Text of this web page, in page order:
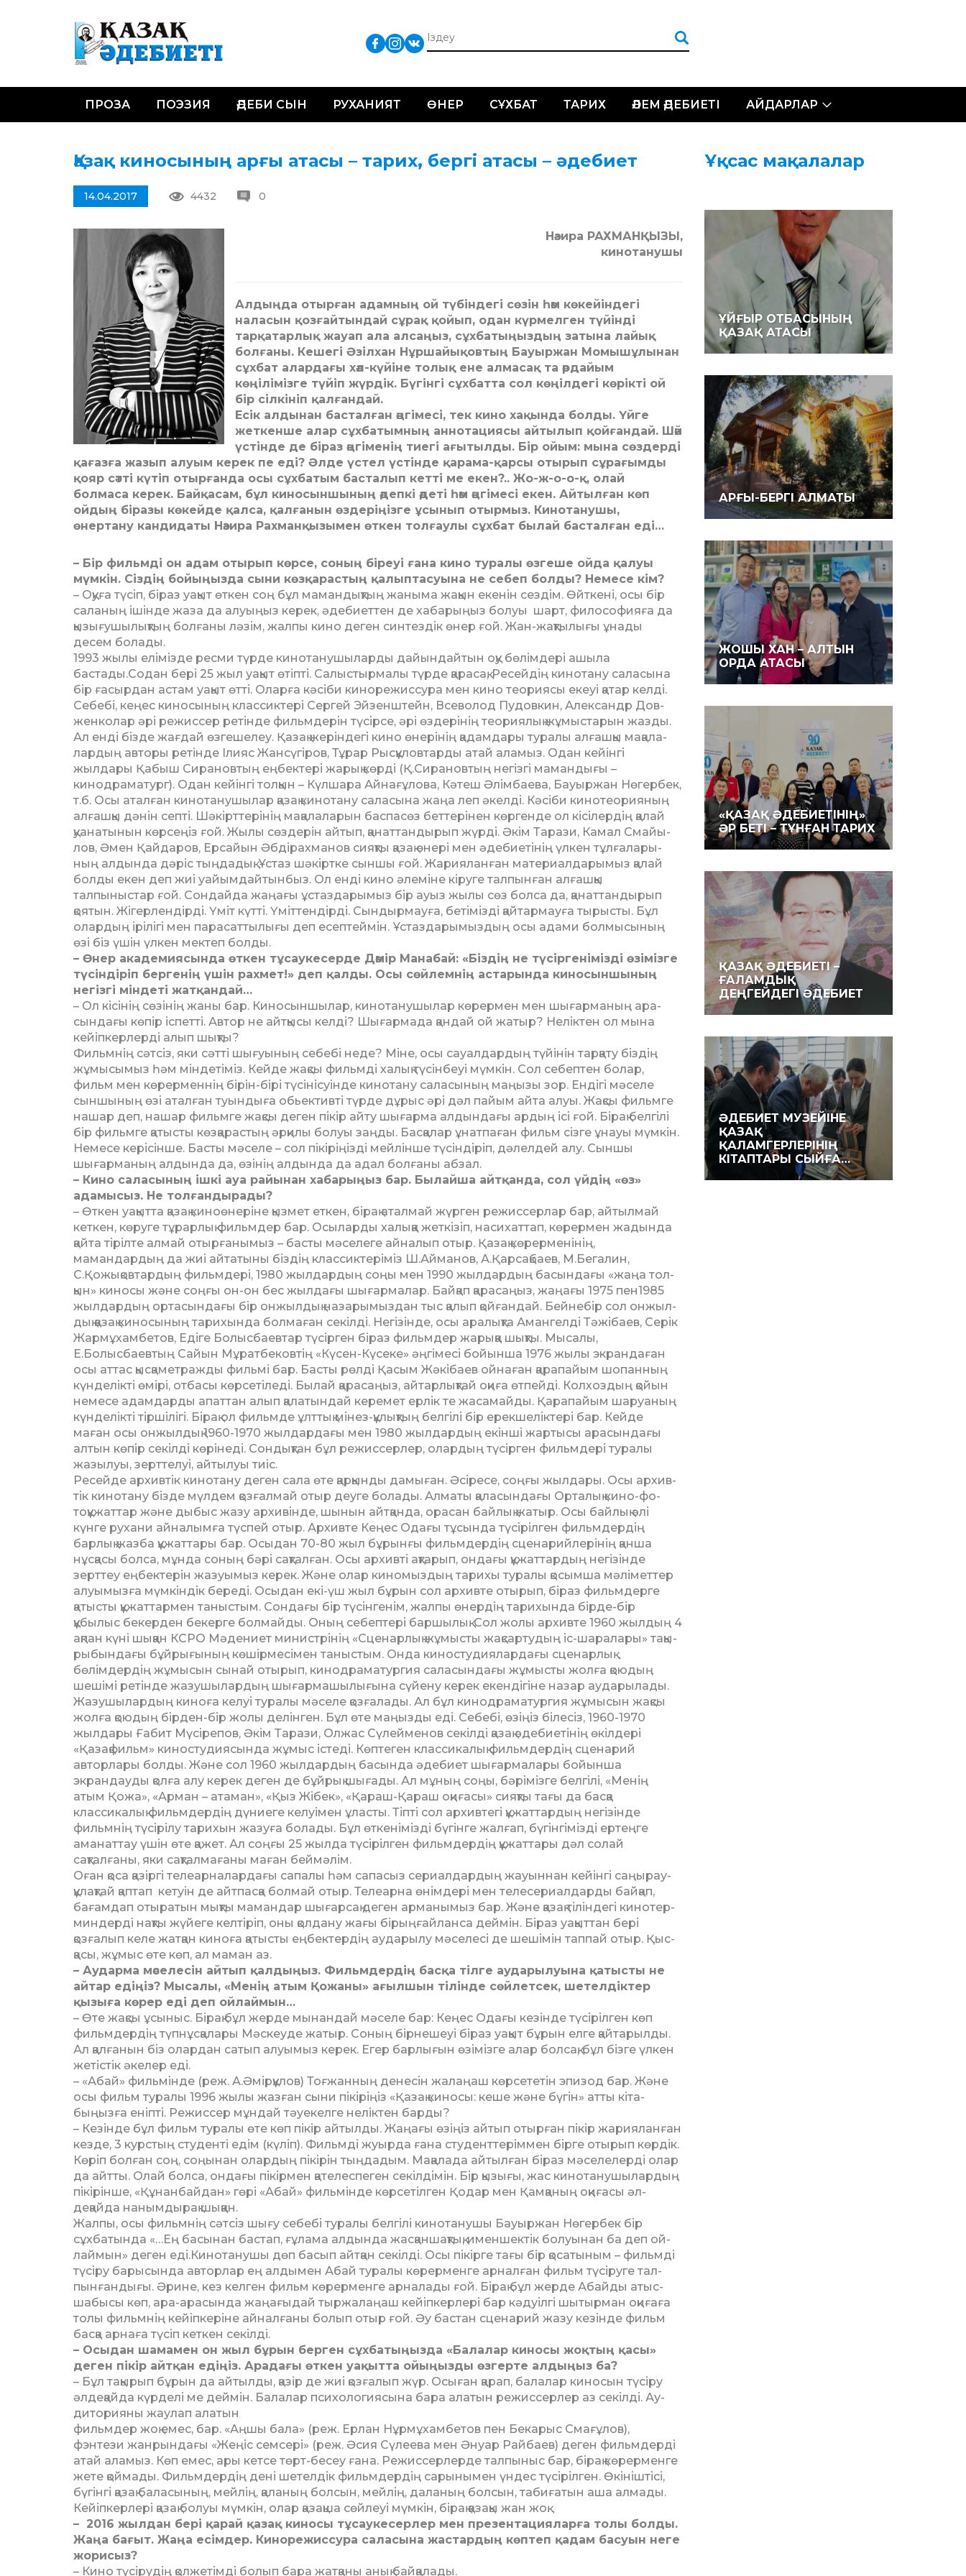
ПРОЗА ПОЭЗИЯ ӘДЕБИ СЫН РУХАНИЯТ ӨНЕР СҰХБАТ ТАРИХ ӘЛЕМ ӘДЕБИЕТІ АЙДАРЛАР
Қазақ киносының арғы атасы – тарих, бергі атасы – әдебиет
14.04.2017 4432 0
Нәзира РАХМАНҚЫЗЫ,
кинотанушы
Алдыңда отырған адамның ой түбіндегі сөзін һәм көкейіндегі
наласын қозғайтындай сұрақ қойып, одан күрмелген түйінді
тарқатарлық жауап ала алсаңыз, сұхбатыңыздың затына лайық
болғаны. Кешегі Әзілхан Нұршайықовтың Бауыржан Момышұлынан
сұхбат алардағы хәл-күйіне толық ене алмасақ та әрдайым
көңілімізге түйіп жүрдік. Бүгінгі сұхбатта сол көңілдегі көрікті ой
бір сілкініп қалғандай.
Есік алдынан басталған әңгімесі, тек кино хақында болды. Үйге
жеткенше алар сұхба­тым­ның аннотациясы айтылып қойғандай. Шәй
үстінде де біраз әңгіменің тиегі ағытылды. Бір ойым: мына сөздерді
қағазға жазып алуым керек пе еді? Әлде үстел үстінде қарама-қарсы отырып сұрағымды
қояр сәтті күтіп отырғанда осы сұхбатым басталып кетті ме екен?.. Жо-ж-о-о-қ, олай
болмаса керек. Байқасам, бұл кино­сын­шының әдепкі әдеті һәм әңгімесі екен. Айтылған көп
ойдың біразы көкейде қалса, қалғанын өздеріңізге ұсынып отырмыз. Кино­танушы,
өнертану кандидаты Нәзира Рахманқызымен өткен толғаулы сұхбат былай басталған еді…
– Бір фильмді он адам отырып көр­се, соның біреуі ғана кино туралы өзгеше ойда қалуы
мүмкін. Сіз­дің бойыңызда сыни көзқарастың қа­лыптасуына не себеп болды? Не­­месе кім?
– Оқуға түсіп, біраз уақыт өт­кен соң бұл мамандықтың жаныма жақын екенін сездім. Өйткені, осы ­бір
саланың ішінде жаза да алуыңыз керек, әдебиеттен де ха­барыңыз болуы шарт, филосо­фияға да
қызығушылықтың бол­ғаны ләзім, жалпы кино деген синтездік өнер ғой. Жан-жақты­лығы ұнады
десем болады.
1993 жылы елімізде ресми түр­де кинотанушыларды дайындайтын оқу бөлімдері ашыла
бастады.Содан бері 25 жыл уақыт өтіпті. Салыстырмалы түрде қа­расақ, Ресейдің кинотану саласына
бір ғасырдан астам уақыт өтті. Оларға кәсіби кинорежиссура мен кино теориясы екеуі қатар келді.
Себебі, кеңес киносының клас­сиктері Сергей Эйзенштейн, Всеволод Пудовкин, Александр Дов­
женколар әрі режиссер ретінде фильмдерін түсірсе, әрі өздерінің теориялық жұмыстарын жазды.
Ал енді бізде жағдай өзгешелеу. Қа­зақ жеріндегі кино өнерінің қа­дамдары туралы алғашқы мақа­ла­
лардың авторы ретінде Ілияс Жансүгіров, Тұрар Рысқұловтарды атай аламыз. Одан кейінгі
жылдары Қабыш Сирановтың еңбектері жарық көрді (Қ.Сирановтың не­гізгі мамандығы –
кинодраматург). Одан кейінгі толқын – Күл­шара Айнағұлова, Кәтеш Әлім­баева, Бауыржан Нөгербек,
т.б. Осы атал­ған кинотанушылар қазақ ки­нотану саласына жаңа леп әкел­ді. Кәсіби кинотеорияның
ал­ғашқы дәнін септі. Шәкірттерінің мақалаларын баспасөз беттерінен көргенде ол кісілердің қалай
қуа­на­тынын көрсеңіз ғой. Жылы сөз­дерін айтып, қанаттандырып жүрді. Әкім Тарази, Камал Сма­йы­
лов, Әмен Қайдаров, Ерсайын Әб­дірахманов сияқты қазақ өнері мен әдебиетінің үлкен тұлғалары­
ның алдында дәріс тыңдадық. Ұстаз шәкіртке сыншы ғой. Жа­рия­ланған материалдарымыз қалай
болды екен деп жиі уайымдайтынбыз. Ол енді кино әлеміне кіруге талпынған алғашқы
талпыныстар ғой. Сондайда жаңағы ұстаздарымыз бір ауыз жылы сөз болса да, қанаттандырып
қоятын. Жігерлендірді. Үміт күтті. Үміт­тен­дірді. Сындырмауға, беті­мізді қайтармауға тырысты. Бұл
олар­дың ірілігі мен парасаттылығы деп есептеймін. Ұстаздарымыздың осы адами болмысының
өзі біз үшін үлкен мектеп болды.
– Өнер академиясында өткен тұ­саукесерде Дәмір Манабай: «Біз­дің не түсіргенімізді өзімізге
түсіндіріп бергенің үшін рахмет!» деп қалды. Осы сөйлемнің аста­рын­да кино­сыншының
негізгі мін­деті жат­қандай…
– Ол кісінің сөзінің жаны бар. Киносыншылар, кинотанушылар көрермен мен шығарманың ара­
сындағы көпір іспетті. Автор не айтқысы келді? Шығармада қан­дай ой жатыр? Неліктен ол мына
кейіпкерлерді алып шықты?
Фи­льм­нің сәтсіз, яки сәтті шы­ғуы­ның себебі неде? Міне, осы са­уал­дар­дың түйінін тарқату біздің
жұмысымыз һәм міндетіміз. Кейде жақсы фильмді халық тү­сінбеуі мүмкін. Сол себептен болар,
фильм мен көрерменнің бірін-бірі түсі­нісуінде кинотану саласының маңы­зы зор. Ендігі мәселе
сыншы­ның өзі аталған туындыға обьек­тивті түрде дұрыс әрі дәл пайым айта алуы. Жақсы фильмге
нашар деп, нашар фильмге жақсы деген пікір айту шығар­ма алдындағы ардың ісі ғой. Бірақ белгілі
бір фильм­ге қатысты көз­қарастың әр­қилы болуы заңды. Басқалар ұнат­паған фильм сізге ұнауы мүм­кін.
Немесе керісінше. Басты мә­селе – сол пікіріңізді мей­лінше түсін­діріп, дәлелдей алу. Сыншы
шығарманың алдында да, өзінің алдында да адал бол­ғаны абзал.
– Кино саласының ішкі ауа райы­нан хабарыңыз бар. Былайша айтқанда, сол үйдің «өз»
адамысыз. Не толғандырады?
– Өткен уақытта қазақ кино­ө­нері­не қызмет еткен, бірақ аталмай жүрген режиссерлар бар, айтылмай
кеткен, көруге тұрарлық фильм­дер бар. Осыларды халыққа жеткізіп, насихаттап, көрермен жа­дында
қайта тірілте алмай отыр­­­ғанымыз – басты мәселеге ай­налып отыр. Қазақ көрер­ме­ні­нің,
мамандардың да жиі айтатыны біздің классиктеріміз Ш.Айманов, А.Қарсақбаев, М.Бегалин,
С.Қожықовтардың фильмдері, 1980 жылдардың соңы мен 1990 жыл­дардың басындағы «жаңа тол­
қын» киносы және соңғы он-он бес жылдағы шығармалар. Байқап қарасаңыз, жаңағы 1975 пен1985
жылдардың ортасындағы бір он­жыл­дық назарымыздан тыс қалып қойғандай. Бейнебір сол онжыл­
дық қазақ киносының тарихында болмаған секілді. Негізінде, осы аралықта Амангелді Тәжібаев, Се­рік
Жармұхамбетов, Едіге Болысбаевтар түсірген біраз фильм­дер жарыққа шықты. Мысалы,
Е.Болысбаевтың Сайын Мұрат­бековтің «Күсен-Күсеке» әңгімесі бойынша 1976 жы­лы экрандаған
осы аттас қысқа­метражды фильмі бар. Бас­ты рөлді Қасым Жәкібаев ойнаған қара­па­йым шопанның
күнделікті өмірі, отбасы көрсе­ті­леді. Былай қара­саңыз, айтарлық­тай оқиға өтпейді. Колхоздың қойын
немесе адамдарды апаттан алып қала­тындай керемет ерлік те жасамайды. Қарапайым шаруаның
күн­делікті тіршілігі. Бірақ ол фи­льм­де ұлттық мінез-құлықтың бел­гілі бір ерекшеліктері бар. Кей­де
маған осы онжылдық 1960-1970 жылдардағы мен 1980 жыл­­дардың екінші жартысы ара­сын­дағы
алтын көпір секілді көрі­неді. Сон­дықтан бұл режиссерлер, олар­­дың түсірген фильмдері туралы
жазылуы, зерттелуі, айтылуы тиіс.
Ресейде архивтік кинотану де­ген сала өте қарқынды дамыған. Әсіресе, соңғы жылдары. Осы ар­хив­
тік кинотану бізде мүлдем қоз­ғалмай отыр деуге болады. Алматы қаласындағы Орталық ки­но-фо­
тоқұжаттар және дыбыс жазу ар­хивінде, шынын айтқанда, орасан байлық жатыр. Осы байлық әлі
күнге рухани айналымға түспей отыр. Архивте Кеңес Одағы тұсын­да түсірілген фильмдердің
барлық жазба құжаттары бар. Осыдан 70-80 жыл бұрынғы фильмдердің сценарийлерінің қанша
нұсқасы болса, мұнда соның бәрі сақталған. Осы архивті ақтарып, ондағы құ­жаттардың негізінде
зерттеу ең­бек­терін жазуымыз керек. Және олар киномыздың тарихы туралы қо­сымша мәліметтер
алуымызға мүм­кіндік береді. Осыдан екі-үш жыл бұрын сол архивте отырып, бі­раз фильмдерге
қатысты құжат­тармен таныстым. Сондағы бір түсінгенім, жалпы өнердің тарихында бірде-бір
құбылыс бекерден бекерге болмайды. Оның себептері бар­шылық. Сол жолы архивте 1960 жылдың 4
ақпан күні шыққан КСРО Мәдениет министрінің «Сценарлық жұмысты жақ­сар­тудың іс-шаралары» тақы­
ры­бын­дағы бұйрығының көшір­м­е­сі­мен таныстым. Онда ки­носту­дия­лар­дағы сценарлық
бөлімдердің жұмысын сынай отырып, кинодраматургия саласындағы жұ­мыс­ты жолға қоюдың
шешімі ретінде жазушылардың шығармашы­лы­ғына сүйену керек екендігіне назар аударылады.
Жазушылардың киноға келуі туралы мәселе қоз­ға­лады. Ал бұл кинодраматургия жұ­мысын жақсы
жолға қоюдың бірден-бір жолы делінген. Бұл өте маңызды еді. Себебі, өзіңіз білесіз, 1960-1970
жылдары Ғабит Мүсіре­пов, Әкім Тарази, Олжас Сүлей­менов секілді қазақ әдебиетінің өкілдері
«Қазақфильм» киностудиясында жұмыс істеді. Көптеген классикалық фильмдердің сценарий
авторлары болды. Және сол 1960 жылдардың басында әдебиет шығармалары бойынша
экрандауды қолға алу керек деген де бұй­рық шығады. Ал мұның соңы, бәрімізге белгілі, «Менің
атым Қожа», «Арман – атаман», «Қыз Жібек», «Қараш-Қараш оқиғасы» сияқ­ты тағы да басқа
классикалық фильмдердің дүниеге келуімен ұласты. Тіпті сол архивтегі құжат­тардың негізінде
фильмнің түсі­рілу тарихын жазуға болады. Бұл өткенімізді бүгінге жалғап, бүгін­гімізді ертеңге
аманаттау үшін өте қажет. Ал соңғы 25 жылда түсіріл­ген фильмдердің құжаттары дәл солай
сақталғаны, яки сақ­тал­мағаны маған беймәлім.
Оған қоса қазіргі телеарна­лар­дағы сапалы һәм сапасыз сериал­дар­дың жауыннан кейінгі саңы­рау­
құлақтай қаптап кетуін де айтпасқа болмай отыр. Телеарна өнім­дері мен телесериалдарды байқап,
бағамдап отыратын мық­ты мамандар шығарсақ деген арманымыз бар. Және қазақ тіліндегі кинотер­
мин­дерді нақты жүйеге келтіріп, оны қолдану жағы бірың­ғайланса дей­мін. Біраз уақыттан бері
қозғалып келе жатқан киноға қа­тысты еңбектердің аударылу мә­селесі де шешімін таппай отыр. Қыс­
қасы, жұмыс өте көп, ал маман аз.
– Аударма мәселесін айтып қал­дыңыз. Фильмдердің басқа тіл­ге аударылуына қатысты не
айтар едіңіз? Мысалы, «Менің атым Қо­жаны» ағылшын тілінде сөйлетсек, шетелдіктер
қызыға көрер еді деп ойлаймын…
– Өте жақсы ұсыныс. Бірақ бұл жерде мынандай мәселе бар: Кеңес Одағы кезінде түсірілген көп
фильмдердің түпнұсқалары Мәс­кеуде жатыр. Соның бірнешеуі біраз уақыт бұрын елге қайтарыл­ды.
Ал қалғанын біз олардан сатып алуымыз керек. Егер барлы­ғын өзімізге алар болсақ, бұл бізге үлкен
жетістік әкелер еді.
– «Абай» фильмінде (реж. А.Әмір­құлов) Тоғжанның денесін жа­лаңаш көрсететін эпизод бар. Және
осы фильм туралы 1996 жылы жаз­ған сыни пікіріңіз «Қазақ киносы: кеше және бүгін» атты кіта­
быңызға еніпті. Режиссер мұндай тәуекелге неліктен барды?
– Кезінде бұл фильм туралы өте көп пікір айтылды. Жаңағы өзі­ңіз айтып отырған пікір ­жа­­­рия­­­ланған
кезде, 3 курстың сту­­денті едім (күліп). Фильмді жуыр­да ғана студенттеріммен бір­ге отырып көрдік.
Көріп болған соң, соңынан олардың пікірін тың­дадым. Ма­қа­лада айтылған біраз мәселелерді олар
да айтты. Олай болса, ондағы пікірмен қате­леспеген секілдімін. Бір қызығы, жас кинотанушы­лар­дың
пікі­рінше, «Құнанбайдан» гөрі «Абай» фильмінде көрсетілген Қодар мен Қамқаның оқиғасы әл­
деқайда нанымдырақ шыққан.
Жалпы, осы фильмнің сәтсіз шығу себебі туралы белгілі кинотанушы Бауыржан Нөгербек бір
сұхбатында «…Ең басынан бастап, ғұлама алдында жасқаншақтық, имен­шектік болуынан ба деп ой­
лай­мын» деген еді.Кинотанушы дөп басып айтқан секілді. Осы пікір­ге тағы бір қосатыным – фи­льмді
түсіру барысында авторлар ең алдымен Абай туралы кө­рер­мен­ге арналған фильм түсі­руге тал­
пынғандығы. Әрине, кез келген фильм көрерменге арналады ғой. Бірақ бұл жерде Абайды атыс-
ша­бысы көп, ара-арасында жаңа­ғы­дай тыржалаңаш кейіпкерлері бар кәдуілгі шытырман оқиғаға
толы фильмнің кейіпкеріне ай­налғаны болып отыр ғой. Әу бастан сценарий жазу кезінде фильм
басқа арнаға түсіп кеткен секілді.
– Осыдан шамамен он жыл бұ­рын берген сұхбатыңызда «Балалар киносы жоқтың қасы»
деген пікір айтқан едіңіз. Арадағы өткен уа­қыт­та ойыңызды өзгерте алдыңыз ба?
– Бұл тақырып бұрын да ай­тыл­­ды, қазір де жиі қозғалып жүр. Осыған қарап, балалар киносын тү­сіру
әлдеқайда күрделі ме дей­мін. Балалар психологиясына бара алатын режиссерлер аз секілді. Ау­
диторияны жаулап алатын
фи­льм­дер жоқ емес, бар. «Аңшы ба­ла» (реж. Ерлан Нұрмұхамбетов пен Бекарыс Смағұлов),
фэнтези жан­рындағы «Жеңіс семсері» (реж. Әсия Сүлеева мен Әнуар Рай­баев) деген фильмдерді
атай ала­мыз. Көп емес, ары кетсе төрт-бе­сеу ғана. Режиссерлерде талпыныс бар, бірақ көрерменге
жете қой­мады. Фильмдердің дені шет­ел­дік фильмдердің сарынымен үндес түсірілген. Өкініштісі,
бү­гін­гі қазақ баласының, мейлің, қаланың болсын, мейлің, даланың болсын, табиғатын аша алмады.
Кейіпкерлері қазақ болуы мүмкін, олар қазақша сөйлеуі мүмкін, бі­рақ қазақы жан жоқ.
– 2016 жылдан бері қарай қазақ киносы тұсаукесерлер мен презен­тацияларға толы болды.
Жаңа ба­ғыт. Жаңа есімдер. Кинорежиссура саласына жастардың көптеп қадам басуын неге
жорисыз?
– Кино түсірудің қолжетімді бо­лып бара жатқаны анық бай­қа­ла­ды.
Ұқсас мақалалар
ҰЙҒЫР ОТБАСЫНЫҢ
ҚАЗАҚ АТАСЫ
АРҒЫ-БЕРГІ АЛМАТЫ
ЖОШЫ ХАН – АЛТЫН
ОРДА АТАСЫ
«ҚАЗАҚ ӘДЕБИЕТІНІҢ»
ӘР БЕТІ – ТҰНҒАН ТАРИХ
ҚАЗАҚ ӘДЕБИЕТІ –
ҒАЛАМДЫҚ
ДЕҢГЕЙДЕГІ ӘДЕБИЕТ
ӘДЕБИЕТ МУЗЕЙІНЕ
ҚАЗАҚ
ҚАЛАМГЕРЛЕРІНІҢ
КІТАПТАРЫ СЫЙҒА…